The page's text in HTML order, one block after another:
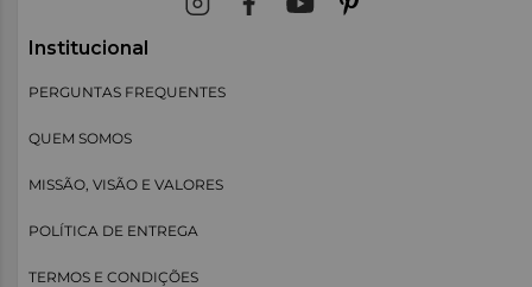
Institucional
PERGUNTAS FREQUENTES
QUEM SOMOS
MISSÃO, VISÃO E VALORES
POLÍTICA DE ENTREGA
TERMOS E CONDIÇÕES